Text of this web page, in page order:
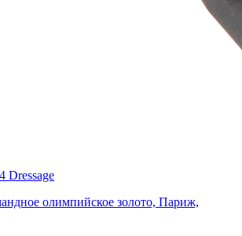
Dressage
олимпийское золото, Париж,